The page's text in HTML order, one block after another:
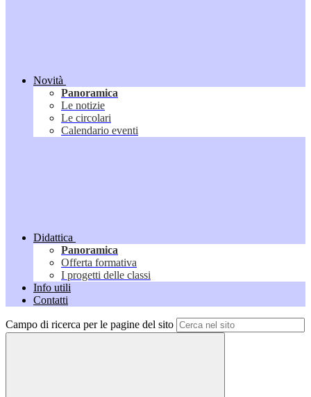
Novità
Panoramica
Le notizie
Le circolari
Calendario eventi
Didattica
Panoramica
Offerta formativa
I progetti delle classi
Info utili
Contatti
Campo di ricerca per le pagine del sito